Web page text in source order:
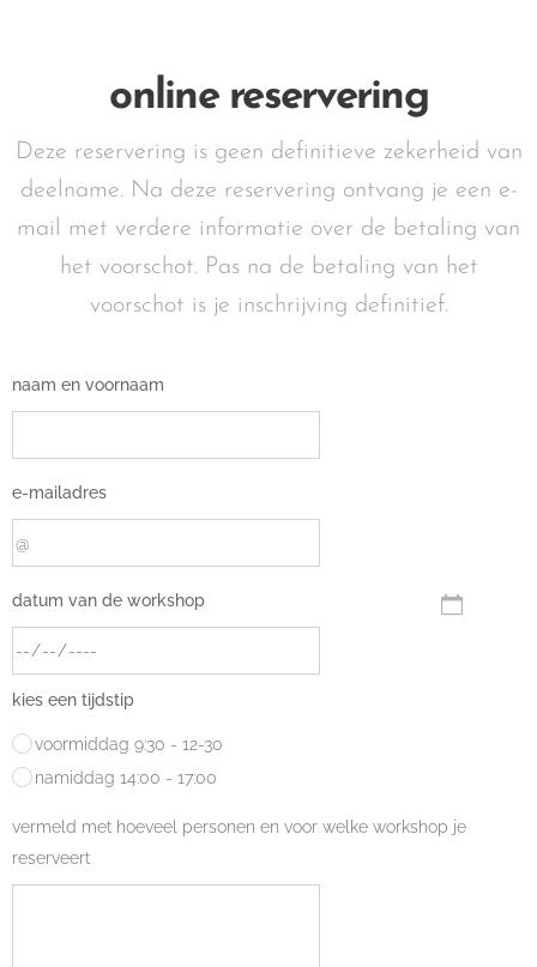
online reservering
Deze reservering is geen definitieve zekerheid van
deelname. Na deze reservering ontvang je een e-
mail met verdere informatie over de betaling van
het voorschot. Pas na de betaling van het
voorschot is je inschrijving definitief.
naam en voornaam
e-mailadres
datum van de workshop
kies een tijdstip
voormiddag 9:30 - 12-30
namiddag 14:00 - 17:00
vermeld met hoeveel personen en voor welke workshop je
reserveert